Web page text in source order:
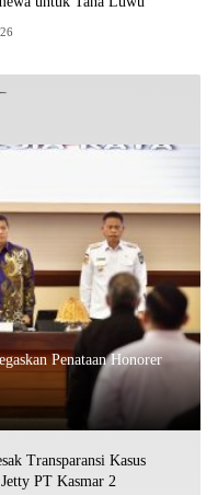
Penataan Honorer
Transparansi Kasus
PT Kasmar 2